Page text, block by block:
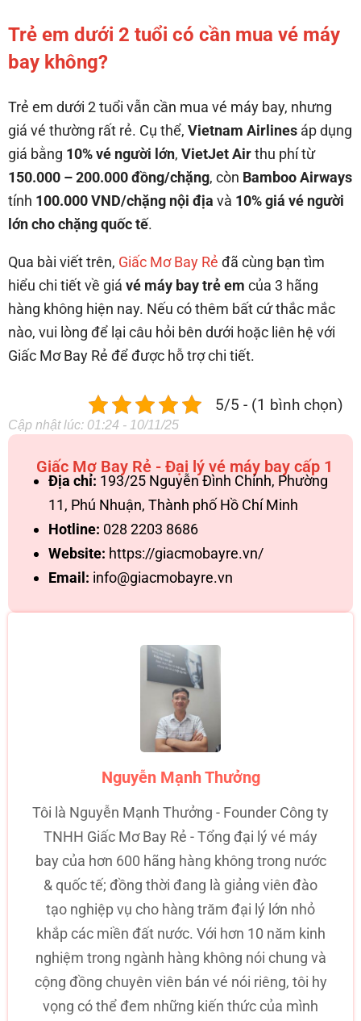
Trẻ em dưới 2 tuổi có cần mua vé máy
bay không?
Trẻ em dưới 2 tuổi vẫn cần mua vé máy bay, nhưng
giá vé thường rất rẻ. Cụ thể, Vietnam Airlines áp dụng
giá bằng 10% vé người lớn, VietJet Airthu phí từ
150.000 – 200.000 đồng/chặng, còn Bamboo Airways
tính 100.000 VND/chặng nội địa và 10% giá vé người
lớn cho chặng quốc tế.
Qua bài viết trên, Giấc Mơ Bay Rẻ đã cùng bạn tìm
hiểu chi tiết về giá vé máy bay trẻ em của 3 hãng
hàng không hiện nay. Nếu có thêm bất cứ thắc mắc
nào, vui lòng để lại câu hỏi bên dưới hoặc liên hệ với
Giấc Mơ Bay Rẻ để được hỗ trợ chi tiết.
5/5 - (1 bình chọn)
Cập nhật lúc: 01:24 - 10/11/25
Giấc Mơ Bay Rẻ - Đại lý vé máy bay cấp 1
Địa chỉ: 193/25 Nguyễn Đình Chính, Phường
11, Phú Nhuận, Thành phố Hồ Chí Minh
Hotline: 028 2203 8686
Website: https://giacmobayre.vn/
Email: info@giacmobayre.vn
Nguyễn Mạnh Thưởng
Tôi là Nguyễn Mạnh Thưởng - Founder Công ty
TNHH Giấc Mơ Bay Rẻ - Tổng đại lý vé máy
bay của hơn 600 hãng hàng không trong nước
& quốc tế; đồng thời đang là giảng viên đào
tạo nghiệp vụ cho hàng trăm đại lý lớn nhỏ
khắp các miền đất nước. Với hơn 10 năm kinh
nghiệm trong ngành hàng không nói chung và
cộng đồng chuyên viên bán vé nói riêng, tôi hy
vọng có thể đem những kiến thức của mình